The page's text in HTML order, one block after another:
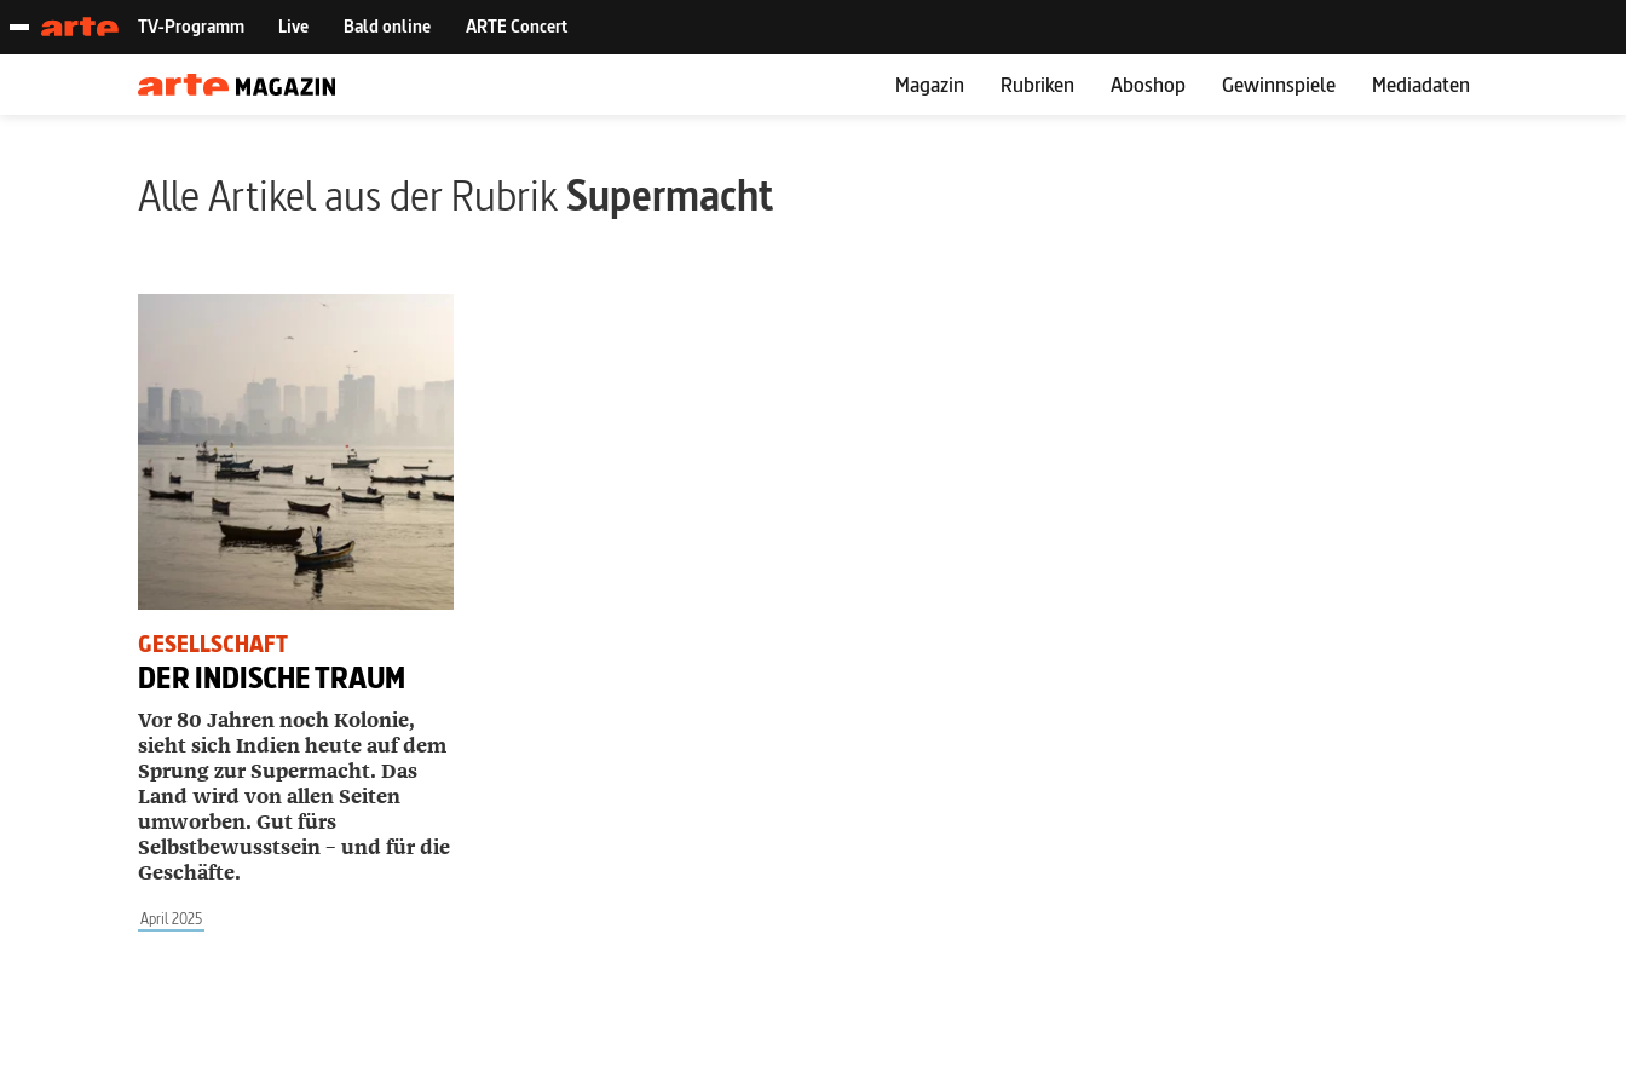
Magazin Rubriken Aboshop Gewinnspiele Mediadaten
Alle Artikel aus der RubrikSupermacht
GESELLSCHAFT
DER INDISCHE TRAUM
Vor 80 Jahren noch Kolonie,
sieht sich Indienheute auf dem
Sprung zur Supermacht. Das
Land wird von allen Seiten
umworben. Gut fürs
Selbstbewusstsein – und für die
Geschäfte.
April 2025